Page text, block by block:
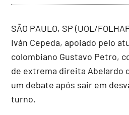
SÃO PAULO, SP (UOL/
Iván Cepeda, apoiado pelo
colombiano Gustavo Petro,
de extrema direita Abelardo
um debate após sair em
turno.